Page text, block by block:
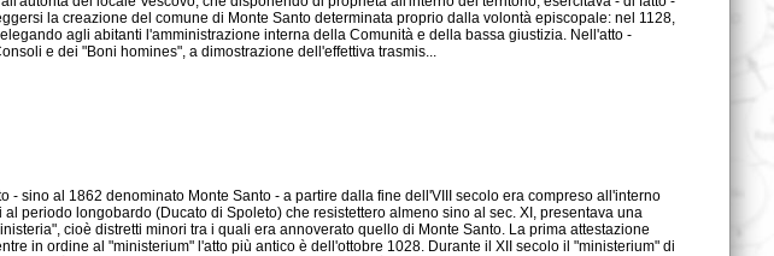
e dei "Boni homines", a dimostrazione dell'effettiva trasmis...